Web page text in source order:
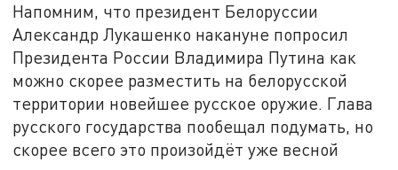
Напомним, что президент Белоруссии
Александр Лукашенко накануне попросил
Президента России Владимира Путина как
можно скорее разместить на белорусской
территории новейшее русское оружие. Глава
русского государства пообещал подумать, но
скорее всего это произойдёт уже весной